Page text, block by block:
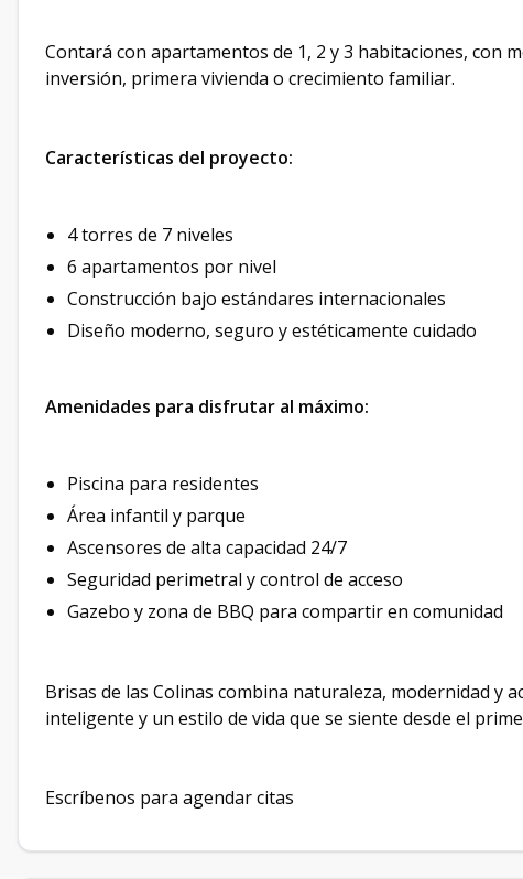
Contará con apartamentos de 1, 2 y 3 habitaciones, con
inversión, primera vivienda o crecimiento familiar.
Características del proyecto:
4 torres de 7 niveles
6 apartamentos por nivel
Construcción bajo estándares internacionales
Diseño moderno, seguro y estéticamente cuidado
Amenidades para disfrutar al máximo:
Piscina para residentes
Área infantil y parque
Ascensores de alta capacidad 24/7
Seguridad perimetral y control de acceso
Gazebo y zona de BBQ para compartir en comunidad
Brisas de las Colinas combina naturaleza, modernidad y
inteligente y un estilo de vida que se siente desde el
Escríbenos para agendar citas